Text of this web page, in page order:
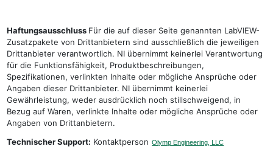
Haftungsausschluss Für die auf dieser Seite genannten LabVIEW-
Zusatzpakete von Drittanbietern sind ausschließlich die jeweiligen
Drittanbieter verantwortlich. NI übernimmt keinerlei Verantwortung
für die Funktionsfähigkeit, Produktbeschreibungen,
Spezifikationen, verlinkten Inhalte oder mögliche Ansprüche oder
Angaben dieser Drittanbieter. NI übernimmt keinerlei
Gewährleistung, weder ausdrücklich noch stillschweigend, in
Bezug auf Waren, verlinkte Inhalte oder mögliche Ansprüche oder
Angaben von Drittanbietern.
Technischer Support: Kontaktperson Olymp Engineering, LLC